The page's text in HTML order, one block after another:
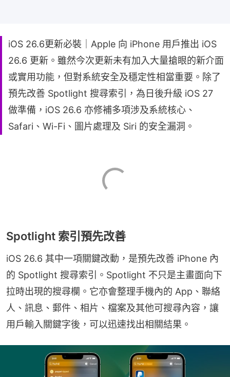
iOS 26.6更新必裝｜Apple 向 iPhone 用戶推出 iOS
26.6 更新。雖然今次更新未有加入大量搶眼的新介面
或實用功能，但對系統安全及穩定性相當重要。除了
預先改善 Spotlight 搜尋索引，為日後升級 iOS 27
做準備，iOS 26.6 亦修補多項涉及系統核心、
Safari、Wi-Fi、圖片處理及 Siri 的安全漏洞。
Spotlight 索引預先改善
iOS 26.6 其中一項關鍵改動，是預先改善 iPhone 內
的 Spotlight 搜尋索引。Spotlight 不只是主畫面向下
拉時出現的搜尋欄。它亦會整理手機內的 App、聯絡
人、訊息、郵件、相片、檔案及其他可搜尋內容，讓
用戶輸入關鍵字後，可以迅速找出相關結果。